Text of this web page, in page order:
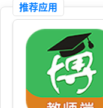
推荐应用